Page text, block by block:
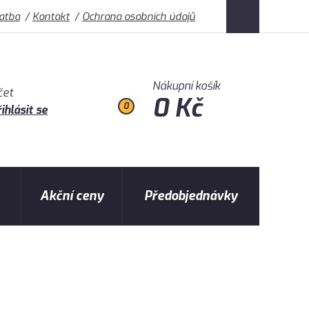
Kontakt Ochrana osobních údajů
se
0
Nákupní košík
0 Kč
Akční ceny Předobjednávky